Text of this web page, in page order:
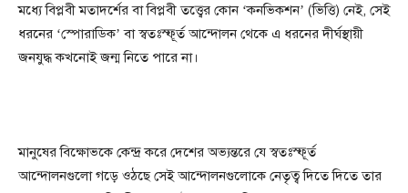
মধ্যে বিপ্লবী মতাদর্শের বা বিপ্লবী তত্ত্বের কোন ‘কনভিকশন’ (ভিত্তি) নেই, সেই
ধরনের ‘স্পোরাডিক’ বা স্বতঃস্ফূর্ত আন্দোলন থেকে এ ধরনের দীর্ঘস্থায়ী
জনযুদ্ধ কখনোই জন্ম নিতে পারে না।
মানুষের বিক্ষোভকে কেন্দ্র করে দেশের অভ্যন্তরে যে স্বতঃস্ফূর্ত
আন্দোলনগুলো গড়ে ওঠছে সেই আন্দোলনগুলোকে নেতৃত্ব দিতে দিতে তার